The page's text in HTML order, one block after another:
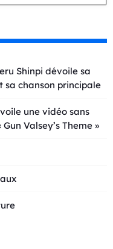
Shinpi dévoile sa
sa chanson principale
une vidéo sans
Valsey’s Theme »